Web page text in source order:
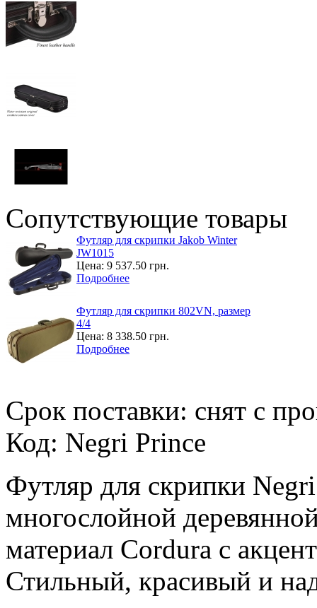
Сопутствующие товары
Футляр для скрипки Jakob Winter
JW1015
Цена: 9 537.50 грн.
Подробнее
Футляр для скрипки 802VN, размер
4/4
Цена: 8 338.50 грн.
Подробнее
Срок поставки: снят с
Код: Negri Prince
Футляр для скрипки
многослойной
материал Cordura с
Стильный, красивый и